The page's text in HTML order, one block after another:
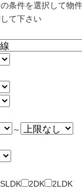
条件を選択して物
て下さい
～
2DK
2LDK